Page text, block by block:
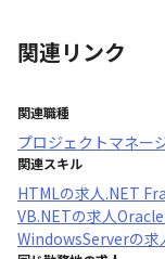
関連リンク
関連職種
プロジェクトマネー
関連スキル
HTMLの求人.NET
VB.NETの求人Oracle
WindowsServerの求